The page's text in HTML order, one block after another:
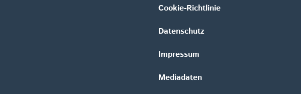
Cookie-Richtlinie
Datenschutz
Impressum
Mediadaten